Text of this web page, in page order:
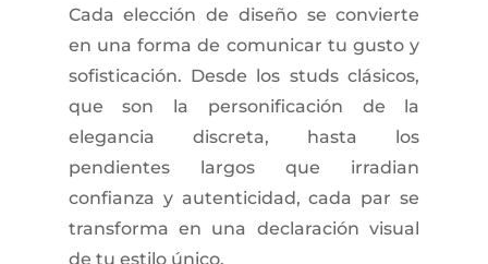
Cada elección de diseño se convierte
en una forma de comunicar tu gusto y
sofisticación. Desde los studs clásicos,
que son la personificación de la
elegancia discreta, hasta los
pendientes largos que irradian
confianza y autenticidad, cada par se
transforma en una declaración visual
de tu estilo único.